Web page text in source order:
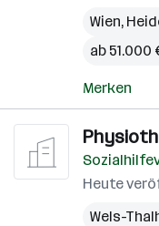
Wien,
ab 51.000
Merken
Heute
Wels-